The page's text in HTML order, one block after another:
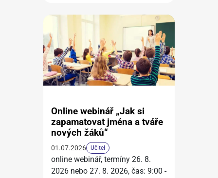
Online webinář „Jak si
zapamatovat jména a tváře
nových žáků“
01.07.2026 Učitel
online webinář, termíny 26. 8.
2026 nebo 27. 8. 2026, čas: 9:00 -